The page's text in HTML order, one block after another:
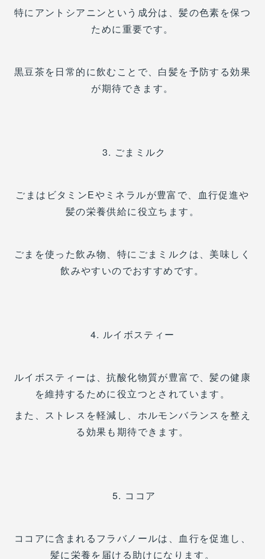
特にアントシアニンという成分は、髪の色素を保つ
ために重要です。
黒豆茶を日常的に飲むことで、白髪を予防する効果
が期待できます。
3. ごまミルク
ごまはビタミンEやミネラルが豊富で、血行促進や
髪の栄養供給に役立ちます。
ごまを使った飲み物、特にごまミルクは、美味しく
飲みやすいのでおすすめです。
4. ルイボスティー
ルイボスティーは、抗酸化物質が豊富で、髪の健康
を維持するために役立つとされています。
また、ストレスを軽減し、ホルモンバランスを整え
る効果も期待できます。
5. ココア
ココアに含まれるフラバノールは、血行を促進し、
髪に栄養を届ける助けになります。